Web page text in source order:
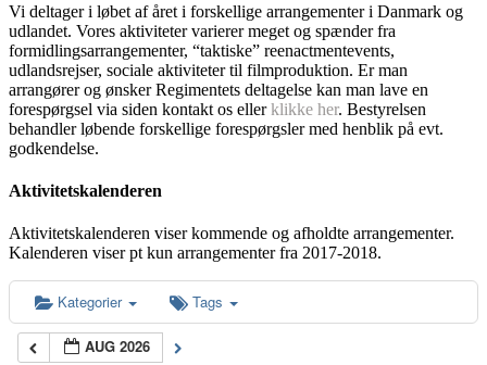
Vi deltager i løbet af året i forskellige arrangementer i Danmark og
udlandet. Vores aktiviteter varierer meget og spænder fra
formidlingsarrangementer, “taktiske” reenactmentevents,
udlandsrejser, sociale aktiviteter til filmproduktion. Er man
arrangører og ønsker Regimentets deltagelse kan man lave en
forespørgsel via siden kontakt os ellerklikke her. Bestyrelsen
behandler løbende forskellige forespørgsler med henblik på evt.
godkendelse.
Aktivitetskalenderen
Aktivitetskalenderen viser kommende og afholdte arrangementer.
Kalenderen viser pt kun arrangementer fra 2017-2018.
Kategorier Tags
AUG 2026